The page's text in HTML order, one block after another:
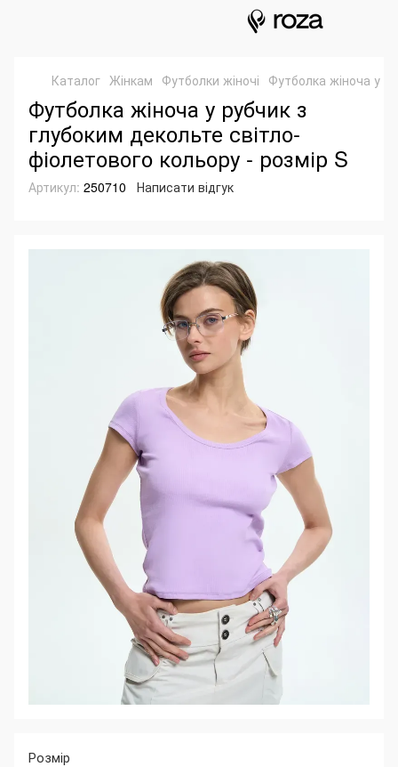
Каталог Жінкам Футболки жіночі Футболка жіноча у
Футболка жіноча у рубчик з
глубоким декольте світло-
фіолетового кольору - розмір S
Артикул: 250710 Написати відгук
Розмір